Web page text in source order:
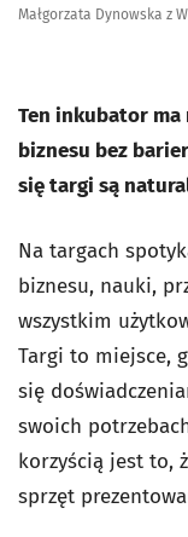
Małgorzata Dynowska z
Ten inkubator ma
biznesu bez
się targi są
Na targach
biznesu, nauki,
wszystkim
Targi to miejsce,
się
swoich
korzyścią jest to,
sprzęt